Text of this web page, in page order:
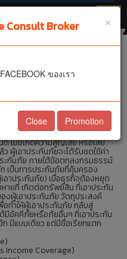
🔻
ธุรกิจหยุด
ะกันภัยทรัพย์สิน เช่น การประกัน
เมื่อเกิดความสูญเสีย หรือเสีย
ผู้เอาประกันภัยจะได้รับชดใช้ค่า
ะกันภัย ภายใต้ข้อตกลงกรมธรรม์
เป็นการประกันภัยที่คุ้มครอง
อาประกันภัย) เมื่อธุรกิจต้องหยุด
ายที่ เกิดต่อทรัพย์สิน ที่เอาประกัน
งผู้เอาประกันภัย วัตถุประสงค์
ทำให้ผู้เอาประกันภัย กลับสู่
มีอัคคีภัยหรือภัยอื่นๆ ที่เอาประกัน
มีแบบเดียว แต่มีชื่อเรียกแตก
Income Coverage)
×
Consult Broker
ของเรา
Close Promotion